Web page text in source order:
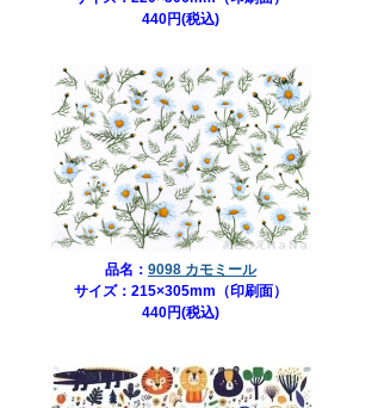
440円(税込)
品名： 9098 カモミール
サイズ：215×305mm（印刷面）
440円(税込)